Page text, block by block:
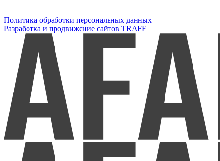
Политика обработки персональных данных
Разработка и продвижение сайтов TRAFF